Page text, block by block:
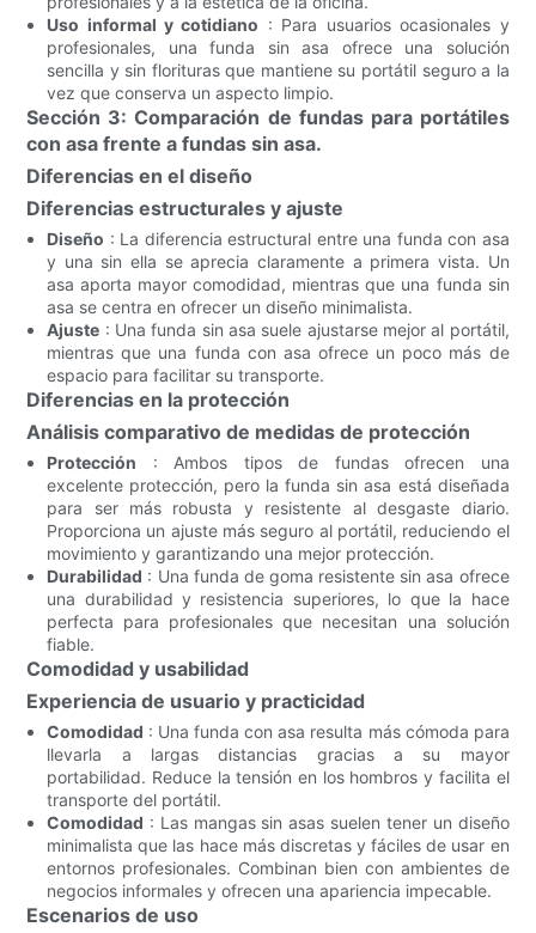
Uso informal y cotidiano : Para usuarios ocasionales y
profesionales, una funda sin asa ofrece una solución
sencilla y sin florituras que mantiene su portátil seguro a la
vez que conserva un aspecto limpio.
Sección 3: Comparación de fundas para portátiles
con asa frente a fundas sin asa.
Diferencias en el diseño
Diferencias estructurales y ajuste
Diseño : La diferencia estructural entre una funda con asa
y una sin ella se aprecia claramente a primera vista. Un
asa aporta mayor comodidad, mientras que una funda sin
asa se centra en ofrecer un diseño minimalista.
Ajuste : Una funda sin asa suele ajustarse mejor al portátil,
mientras que una funda con asa ofrece un poco más de
espacio para facilitar su transporte.
Diferencias en la protección
Análisis comparativo de medidas de protección
Protección : Ambos tipos de fundas ofrecen una
excelente protección, pero la funda sin asa está diseñada
para ser más robusta y resistente al desgaste diario.
Proporciona un ajuste más seguro al portátil, reduciendo el
movimiento y garantizando una mejor protección.
Durabilidad : Una funda de goma resistente sin asa ofrece
una durabilidad y resistencia superiores, lo que la hace
perfecta para profesionales que necesitan una solución
fiable.
Comodidad y usabilidad
Experiencia de usuario y practicidad
Comodidad : Una funda con asa resulta más cómoda para
llevarla a largas distancias gracias a su mayor
portabilidad. Reduce la tensión en los hombros y facilita el
transporte del portátil.
Comodidad : Las mangas sin asas suelen tener un diseño
minimalista que las hace más discretas y fáciles de usar en
entornos profesionales. Combinan bien con ambientes de
negocios informales y ofrecen una apariencia impecable.
Escenarios de uso